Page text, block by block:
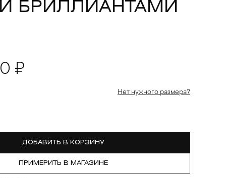
И БРИЛЛИАНТАМИ
₽
Нет нужного размера?
ДОБАВИТЬ В КОРЗИНУ
ПРИМЕРИТЬ В МАГАЗИНЕ